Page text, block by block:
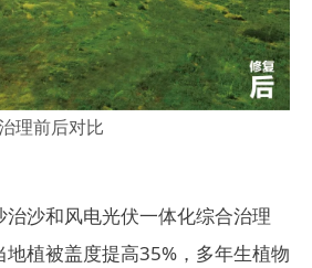
理前后对比
沙和风电光伏一体化综合治理
植被盖度提高35%，多年生植物